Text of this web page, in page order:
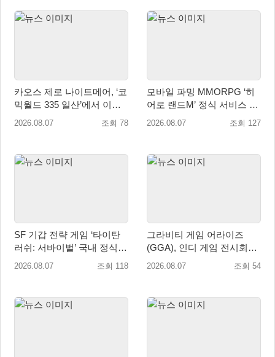
카오스 제로 나이트메어, ‘코
믹월드 335 일산’에서 이용
자 소통 예고
2026.08.07 조회 78
모바일 파밍 MMORPG ‘히
어로 랜드M’ 정식 서비스 돌
입
2026.08.07 조회 127
SF 기갑 전략 게임 ‘타이탄
러쉬: 서바이벌’ 국내 정식
출시
2026.08.07 조회 118
그라비티 게임 어라이즈
(GGA), 인디 게임 전시회
‘도쿄 게임 던전 13’ 참가!
2026.08.07 조회 54